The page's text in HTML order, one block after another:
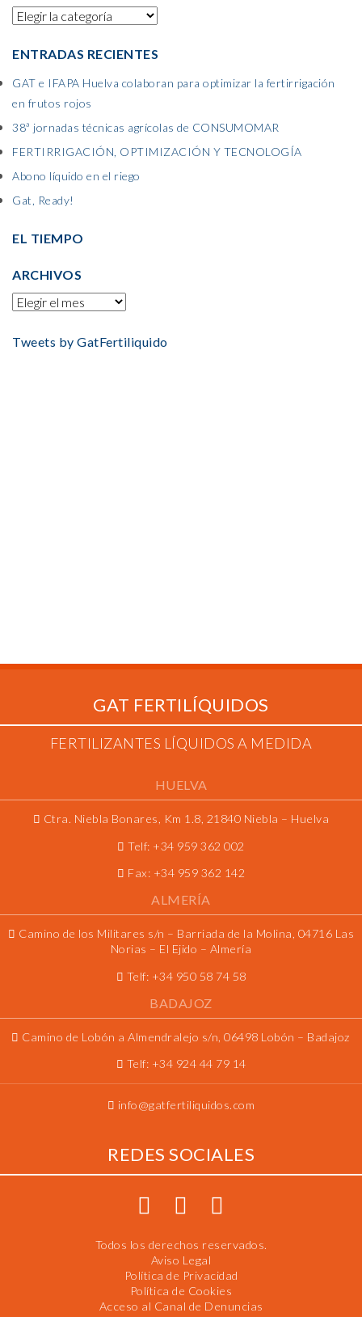
ENTRADAS RECIENTES
GAT e IFAPA Huelva colaboran para optimizar la fertirrigación
en frutos rojos
38ª jornadas técnicas agrícolas de CONSUMOMAR
FERTIRRIGACIÓN, OPTIMIZACIÓN Y TECNOLOGÍA
Abono líquido en el riego
Gat, Ready!
EL TIEMPO
ARCHIVOS
Tweets by GatFertiliquido
GAT FERTILÍQUIDOS
FERTILIZANTES LÍQUIDOS A MEDIDA
HUELVA
Ctra. Niebla Bonares, Km 1.8, 21840 Niebla – Huelva
Telf: +34 959 362 002
Fax: +34 959 362 142
ALMERÍA
Camino de los Militares s/n – Barriada de la Molina, 04716 Las
Norias – El Ejido – Almería
Telf: +34 950 58 74 58
BADAJOZ
Camino de Lobón a Almendralejo s/n, 06498 Lobón – Badajoz
Telf: +34 924 44 79 14
info@gatfertiliquidos.com
REDES SOCIALES
Todos los derechos reservados.
Aviso Legal
Política de Privacidad
Política de Cookies
Acceso al Canal de Denuncias